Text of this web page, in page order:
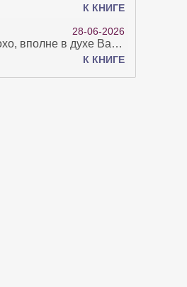
К КНИГЕ
28-06-2026
Очень неплохо, вполне в духе Варго!)
К КНИГЕ